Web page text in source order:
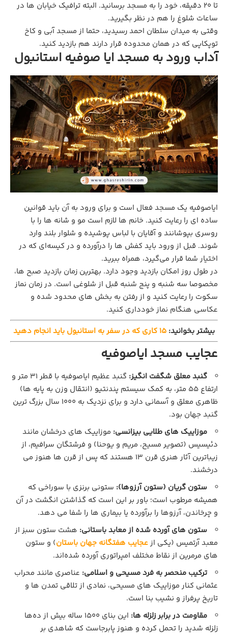
تا ۲۰ دقیقه، خود را به مسجد برسانید. البته ترافیک خیابان ها در
ساعات شلوغ را هم در نظر بگیرید.
وقتی به میدان سلطان احمد رسیدید، حتما از مسجد آبی و کاخ
توپکاپی که در همان محدوده قرار دارند هم بازدید کنید.
آداب ورود به مسجد ایا صوفیه استانبول
ایاصوفیه یک مسجد فعال است و برای ورود به آن باید قوانین
ساده‌ ای را رعایت کنید. خانم‌ ها لازم است مو و شانه‌ ها را با
روسری بپوشانند و آقایان با لباس پوشیده و شلوار بلند وارد
شوند. قبل از ورود باید کفش‌ ها را درآورده و در کیسه‌ای که در
اختیار شما قرار می‌گیرد، همراه ببرید.
در طول روز امکان بازدید وجود دارد. بهترین زمان بازدید صبح‌ ها،
مخصوصا سه‌ شنبه و پنج‌ شنبه قبل از شلوغی است. در زمان نماز
سکوت را رعایت کنید و از رفتن به بخش‌ های محدود شده و
عکاسی هنگام نماز خودداری کنید.
بیشتر بخوانید: 15 کاری که در سفر به استانبول باید انجام دهید
عجایب مسجد ایاصوفیه
گنبد معلق شگفت‌ انگیز:
گنبد عظیم ایاصوفیه با قطر ۳۱ متر و
ارتفاع ۵۵ متر، به کمک سیستم پندنتیو (انتقال وزن به پایه‌ ها)
ظاهری معلق و آسمانی دارد و برای نزدیک به ۱۰۰۰ سال بزرگ‌ ترین
گنبد جهان بود.
موزاییک‌ های طلایی بیزانسی: موزاییک‌ های درخشان مانند
دئیسیس (تصویر مسیح، مریم و یوحنا) و فرشتگان سرافیم، از
زیباترین آثار هنری قرن ۱۳ هستند که پس از قرن‌ ها هنوز می‌
درخشند.
ستون گریان (ستون آرزوها): ستونی برنزی با سوراخی که
همیشه مرطوب است؛ باور بر این است که گذاشتن انگشت در آن
و چرخاندن، آرزوها را برآورده یا بیماری‌ ها را شفا می‌ دهد.
ستون‌ های آورده‌ شده از معابد باستانی: هشت ستون سبز از
معبد آرتمیس (یکی ازعجایب هفتگانه جهان باستان) و ستون‌
های مرمرین از نقاط مختلف امپراتوری آورده شده‌اند.
ترکیب منحصر به‌ فرد مسیحی و اسلامی: عناصری مانند محراب
عثمانی کنار موزاییک‌ های مسیحی، نمادی از تلاقی تمدن‌ ها و
تاریخ پرفراز و نشیب بنا است.
مقاومت در برابر زلزله‌ ها:
این بنای ۱۵۰۰ ساله بیش از ده‌ها
زلزله شدید را تحمل کرده و هنوز پابرجاست که شاهدی بر